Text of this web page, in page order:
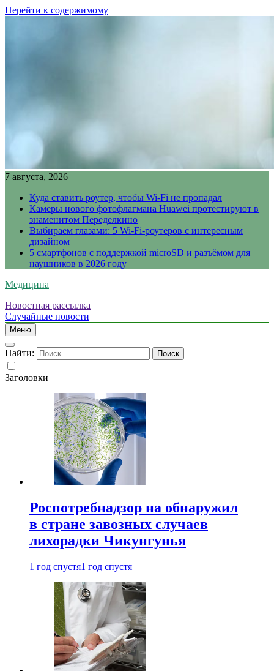
Перейти к содержимому
7 августа, 2026
Куда ставить роутер, чтобы Wi-Fi не пропадал
Камеры нового фотофлагмана Huawei протестируют в
знаменитом Переделкино
Выбираем глазами: 5 Wi-Fi-роутеров с интересным
дизайном
5 смартфонов с поддержкой microSD и разъёмом для
наушников в 2026 году
Медицина
Новостная рассылка
Случайные новости
Меню
Найти:
Заголовки
Роспотребнадзор на обнаружил
в стране завозных случаев
лихорадки Чикунгунья
1 год спустя1 год спустя